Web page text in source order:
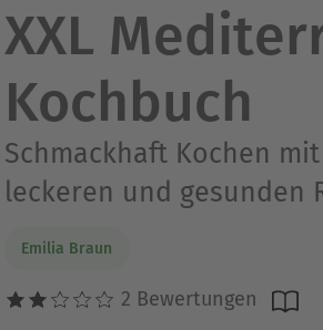
XXL
Kochbuch
Schmackhaft Kochen
leckeren und gesunden
Emilia Braun
2 Bewertungen